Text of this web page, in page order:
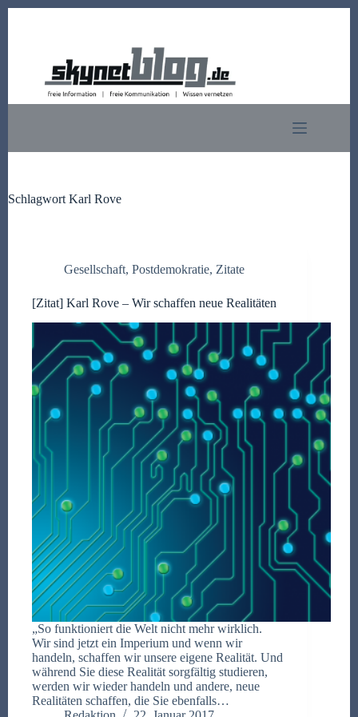
Schlagwort Karl Rove
Gesellschaft, Postdemokratie, Zitate
[Zitat] Karl Rove – Wir schaffen neue Realitäten
„So funktioniert die Welt nicht mehr wirklich.
Wir sind jetzt ein Imperium und wenn wir
handeln, schaffen wir unsere eigene Realität. Und
während Sie diese Realität sorgfältig studieren,
werden wir wieder handeln und andere, neue
Realitäten schaffen, die Sie ebenfalls…